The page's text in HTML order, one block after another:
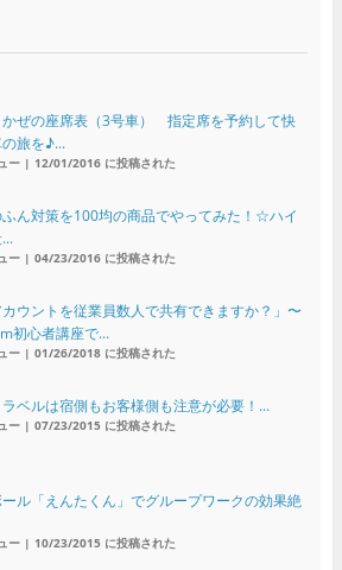
ぜの座席表（3号車） 指定席を予約して快
旅を♪...
ー| 12/01/2016 に投稿された
ん対策を100均の商品でやってみた！☆ハイ
ー| 04/23/2016 に投稿された
カウントを従業員数人で共有できますか？」〜
初心者講座で...
ー| 01/26/2018 に投稿された
ベルは宿側もお客様側も注意が必要！...
ー| 07/23/2015 に投稿された
ル「えんたくん」でグループワークの効果絶
ー| 10/23/2015 に投稿された